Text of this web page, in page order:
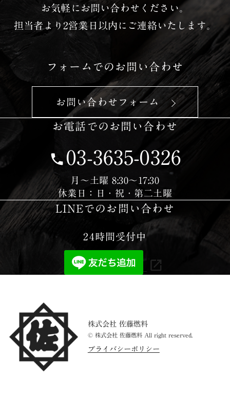
お気軽にお問い合わせください。
担当者より2営業日以内にご連絡いたします。
フォームでのお問い合わせ
お問い合わせフォーム
お電話でのお問い合わせ
03-3635-0326
営業日時
月〜土曜 8:30〜17:30
休業日：日・祝・第二土曜
LINEでのお問い合わせ
24時間受付中
株式会社 佐藤燃料
© 株式会社 佐藤燃料 All right reserved.
プライバシーポリシー